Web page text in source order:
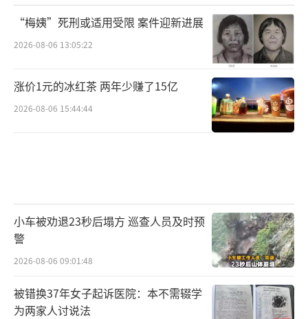
“梅姨”死刑或适用受限 案件迎新进展
2026-08-06 13:05:22
涨价1元的冰红茶 两年少赚了15亿
2026-08-06 15:44:44
小车被劝退23秒后塌方 巡查人员及时预
警
2026-08-06 09:01:48
被错换37年女子起诉医院：本不需辍学
为两家人讨说法